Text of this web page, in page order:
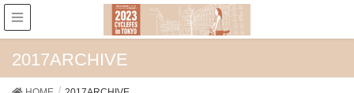
2017ARCHIVE